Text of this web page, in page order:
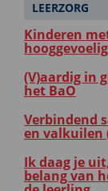
LEERZORG
Kinderen
(V)aardig in
het BaO
Verbindend
en valkuilen
Ik daag je
belang van